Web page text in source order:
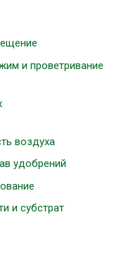
и проветривание
воздуха
удобрений
и субстрат